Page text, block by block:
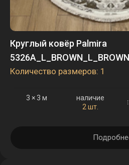
Круглый ковёр Palmira
Количество размеров: 1
3 × 3 м
наличие
2 шт.
в корзине